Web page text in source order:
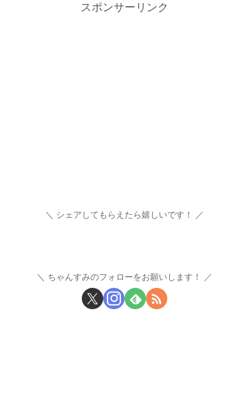
スポンサーリンク
シェアしてもらえたら嬉しいです！
ちゃんすみのフォローをお願いします！